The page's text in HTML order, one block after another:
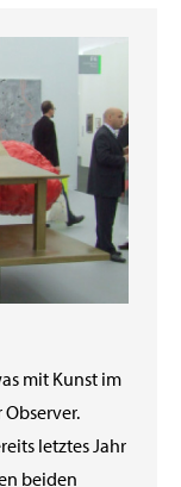
mit Kunst im
letztes Jahr
beiden